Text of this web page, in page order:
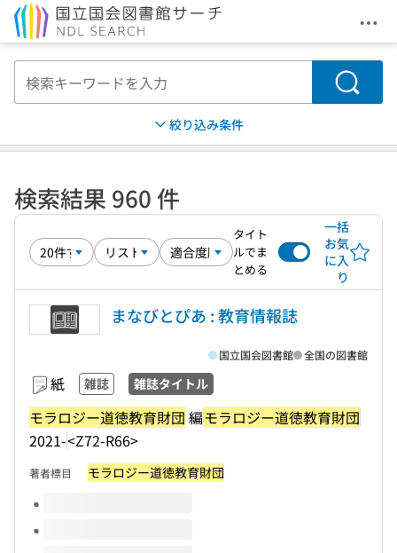
メ
検索
絞り込み条件
検索結果 960 件
タイト
ルでま
とめる
一括
お気
に入
り
まなびとぴあ : 教育情報誌
紙 雑誌 雑誌タイトル
モラロジー道徳教育財団 編モラロジー道徳教育財団
2021-<Z72-R66>
国立国会図書館 全国の図書館
著者標目 モラロジー道徳教育財団
このタイトルの巻号